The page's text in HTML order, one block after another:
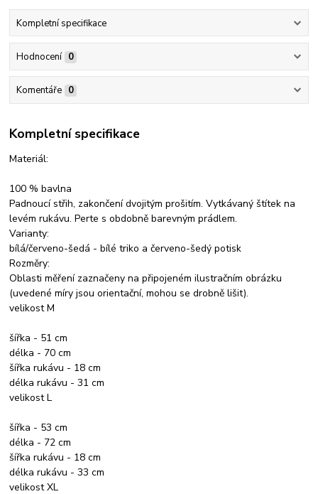
Kompletní specifikace
Hodnocení 0
Komentáře 0
Kompletní specifikace
Materiál:
100 % bavlna
Padnoucí střih, zakončení dvojitým prošitím. Vytkávaný štítek na
levém rukávu. Perte s obdobně barevným prádlem.
Varianty:
bílá/červeno-šedá - bílé triko a červeno-šedý potisk
Rozměry:
Oblasti měření zaznačeny na připojeném ilustračním obrázku
(uvedené míry jsou orientační, mohou se drobně lišit).
velikost M
šířka - 51 cm
délka - 70 cm
šířka rukávu - 18 cm
délka rukávu - 31 cm
velikost L
šířka - 53 cm
délka - 72 cm
šířka rukávu - 18 cm
délka rukávu - 33 cm
velikost XL